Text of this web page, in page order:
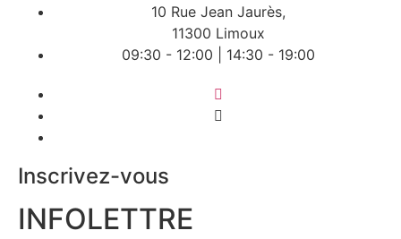
10 Rue Jean Jaurès,
11300 Limoux
09:30 - 12:00 | 14:30 - 19:00
Inscrivez-vous
INFOLETTRE